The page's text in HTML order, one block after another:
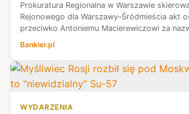
Prokuratura Regionalna w Warszawie
Rejonowego dla Warszawy–Śródmieścia akt
przeciwko Antoniemu Macierewiczowi za
Służby Kontrwywiadu Wojskowego gen.
jego zastępców agentami rosyjskimi ...
Bankier.pl
WYDARZENIA